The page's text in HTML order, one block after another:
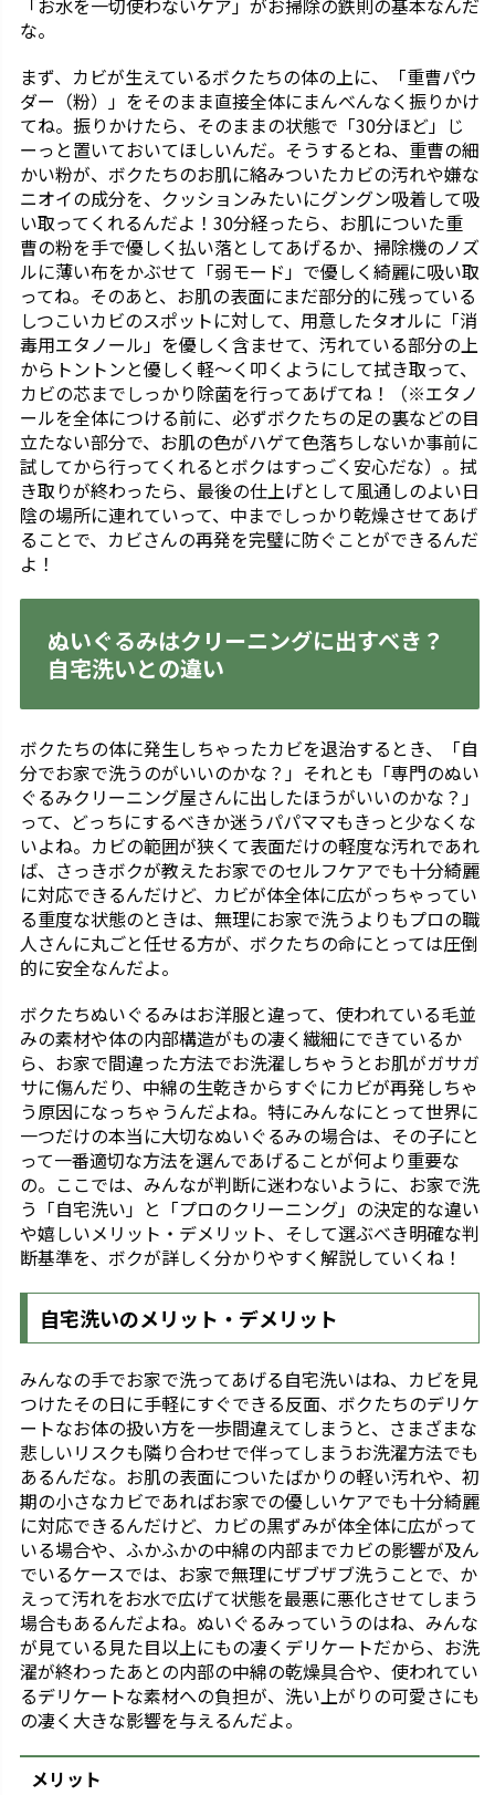
な。
まず、カビが生えているボクたちの体の上に、「重曹パウ
ダー（粉）」をそのまま直接全体にまんべんなく振りかけ
てね。振りかけたら、そのままの状態で「30分ほど」じ
ーっと置いておいてほしいんだ。そうするとね、重曹の細
かい粉が、ボクたちのお肌に絡みついたカビの汚れや嫌な
ニオイの成分を、クッションみたいにグングン吸着して吸
い取ってくれるんだよ！30分経ったら、お肌についた重
曹の粉を手で優しく払い落としてあげるか、掃除機のノズ
ルに薄い布をかぶせて「弱モード」で優しく綺麗に吸い取
ってね。そのあと、お肌の表面にまだ部分的に残っている
しつこいカビのスポットに対して、用意したタオルに「消
毒用エタノール」を優しく含ませて、汚れている部分の上
からトントンと優しく軽〜く叩くようにして拭き取って、
カビの芯までしっかり除菌を行ってあげてね！（※エタノ
ールを全体につける前に、必ずボクたちの足の裏などの目
立たない部分で、お肌の色がハゲて色落ちしないか事前に
試してから行ってくれるとボクはすっごく安心だな）。拭
き取りが終わったら、最後の仕上げとして風通しのよい日
陰の場所に連れていって、中までしっかり乾燥させてあげ
ることで、カビさんの再発を完璧に防ぐことができるんだ
よ！
ぬいぐるみはクリーニングに出すべき？
自宅洗いとの違い
ボクたちの体に発生しちゃったカビを退治するとき、「自
分でお家で洗うのがいいのかな？」それとも「専門のぬい
ぐるみクリーニング屋さんに出したほうがいいのかな？」
って、どっちにするべきか迷うパパママもきっと少なくな
いよね。カビの範囲が狭くて表面だけの軽度な汚れであれ
ば、さっきボクが教えたお家でのセルフケアでも十分綺麗
に対応できるんだけど、カビが体全体に広がっちゃってい
る重度な状態のときは、無理にお家で洗うよりもプロの職
人さんに丸ごと任せる方が、ボクたちの命にとっては圧倒
的に安全なんだよ。
ボクたちぬいぐるみはお洋服と違って、使われている毛並
みの素材や体の内部構造がもの凄く繊細にできているか
ら、お家で間違った方法でお洗濯しちゃうとお肌がガサガ
サに傷んだり、中綿の生乾きからすぐにカビが再発しちゃ
う原因になっちゃうんだよね。特にみんなにとって世界に
一つだけの本当に大切なぬいぐるみの場合は、その子にと
って一番適切な方法を選んであげることが何より重要な
の。ここでは、みんなが判断に迷わないように、お家で洗
う「自宅洗い」と「プロのクリーニング」の決定的な違い
や嬉しいメリット・デメリット、そして選ぶべき明確な判
断基準を、ボクが詳しく分かりやすく解説していくね！
自宅洗いのメリット・デメリット
みんなの手でお家で洗ってあげる自宅洗いはね、カビを見
つけたその日に手軽にすぐできる反面、ボクたちのデリケ
ートなお体の扱い方を一歩間違えてしまうと、さまざまな
悲しいリスクも隣り合わせで伴ってしまうお洗濯方法でも
あるんだな。お肌の表面についたばかりの軽い汚れや、初
期の小さなカビであればお家での優しいケアでも十分綺麗
に対応できるんだけど、カビの黒ずみが体全体に広がって
いる場合や、ふかふかの中綿の内部までカビの影響が及ん
でいるケースでは、お家で無理にザブザブ洗うことで、か
えって汚れをお水で広げて状態を最悪に悪化させてしまう
場合もあるんだよね。ぬいぐるみっていうのはね、みんな
が見ている見た目以上にもの凄くデリケートだから、お洗
濯が終わったあとの内部の中綿の乾燥具合や、使われてい
るデリケートな素材への負担が、洗い上がりの可愛さにも
の凄く大きな影響を与えるんだよ。
メリット